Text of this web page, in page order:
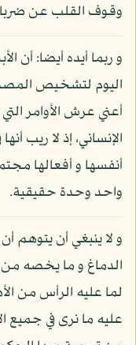
وقوف القلب عن
و ربما أيده أيضا: أن
اليوم لتشخيص
أعني عرش الأوامر التي
الإنساني، إذ لا ريب
أنفسها و أفعالها
واحد وحدة حقيقية.
و لا ينبغي أن يتوهم
الدماغ و ما يخصه من
لما عليه الرأس من
عليه ما نرى في جميع